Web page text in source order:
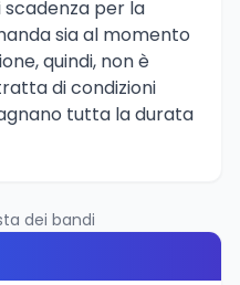
scadenza per la
sia al momento
quindi, non è
di condizioni
tutta la durata
dei bandi